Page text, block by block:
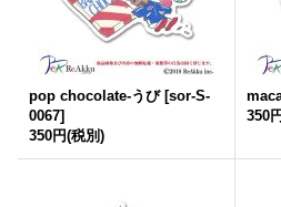
pop chocolate-うび [sor-S-
0067]
350円(税別)
350円